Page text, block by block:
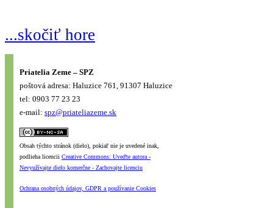
...skočiť hore
Priatelia Zeme – SPZ
poštová adresa: Haluzice 761, 91307 Haluzice
tel: 0903 77 23 23
e-mail: spz@priateliazeme.sk
Obsah týchto stránok (dielo), pokiaľ nie je uvedené inak,
podlieha licencii Creative Commons: Uveďte autora -
Nevyužívajte dielo komerčne - Zachovajte licenciu
Ochrana osobných údajov, GDPR a používanie Cookies